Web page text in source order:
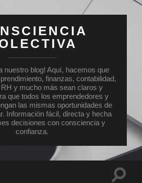
nuestro blog! Aquí, hacemos que
finanzas, contabilidad,
y mucho más sean claros y
que todos los emprendedores y
las mismas oportunidades de
Información fácil, directa y hecha
decisiones con consciencia y
confianza.